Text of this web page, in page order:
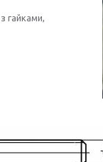
гайками,